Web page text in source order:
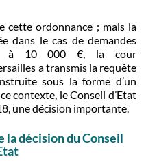
cette ordonnance ; mais la
dans le cas de demandes
à 10 000 €, la cour
a transmis la requête
sous la forme d’un
contexte, le Conseil d’Etat
une décision importante.
la décision du Conseil